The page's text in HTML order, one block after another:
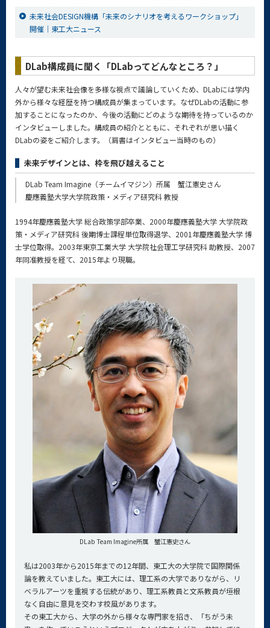
未来社会DESIGN機構「未来のシナリオを考えるワークショップ」
開催｜東工大ニュース
DLab構成員に聞く「DLabってどんなところ？」
人々が望む未来社会像を多様な視点で議論していくため、DLabには学内
外から様々な経歴を持つ構成員が集まっています。なぜDLabの活動に参
加することになったのか、今後の活動にどのような期待を持っているのか
インタビューしました。構成員の紹介とともに、それぞれが思い描く
DLabの姿をご紹介します。（肩書はインタビュー当時のもの）
未来デザインとは、枠を飛び越えること
DLab Team Imagine（チームイマジン）所属 蟹江憲史さん
慶應義塾大学大学院政策・メディア研究科 教授
1994年慶應義塾大学 総合政策学部卒業、2000年慶應義塾大学 大学院政
策・メディア研究科 後期博士課程単位取得退学、2001年慶應義塾大学 博
士学位取得。2003年東京工業大学 大学院社会理工学研究科 助教授、2007
年同准教授を経て、2015年より現職。
DLab Team Imagine所属 蟹江憲史さん
私は2003年から2015年までの12年間、東工大の大学院で国際関係
論を教えていました。東工大には、理工系の大学でありながら、リ
ベラルアーツを重視する伝統があり、理工系教員と文系教員が垣根
なく自由に意見を交わす校風があります。
その東工大から、大学の外から様々な専門家を招き、「ちがう未